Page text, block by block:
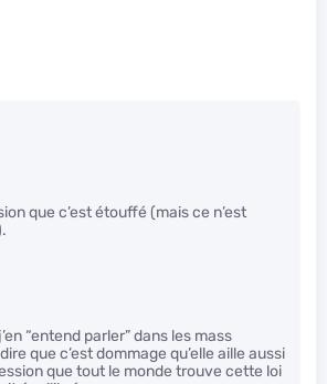
que c’est étouffé (mais ce n’est
“entend parler” dans les mass
que c’est dommage qu’elle aille aussi
que tout le monde trouve cette loi